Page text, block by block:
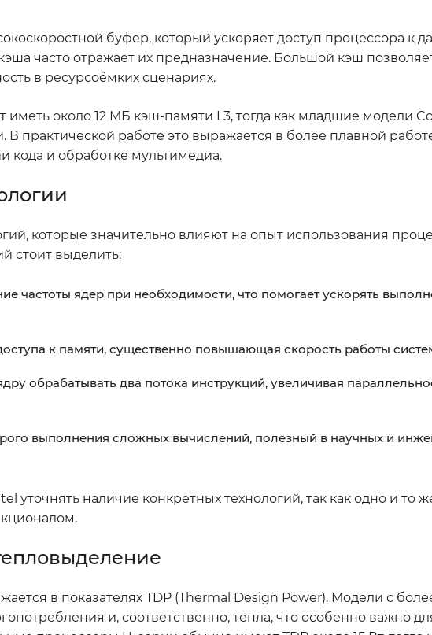
буфер, который ускоряет доступ процессора к
часто отражает их предназначение. Большой кэш
в ресурсоёмких сценариях.
около 12 МБ кэш-памяти L3, тогда как младшие модели
практической работе это выражается в более плавной
кода и обработке мультимедиа.
которые значительно влияют на опыт использования
стоит выделить:
частоты ядер при необходимости, что помогает ускорять
к памяти, существенно повышающая скорость работы
обрабатывать два потока инструкций, увеличивая
выполнения сложных вычислений, полезный в научных и
уточнять наличие конкретных технологий, так как одно и то
в показателях TDP (Thermal Design Power). Модели с
и, соответственно, тепла, что особенно важно